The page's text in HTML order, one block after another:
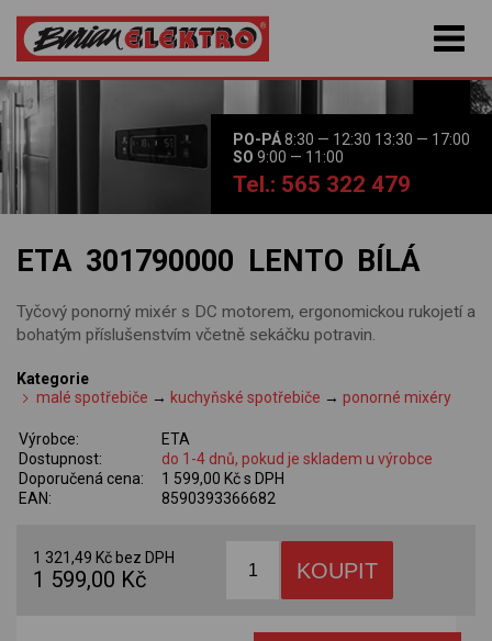
PO-PÁ8:30 — 12:30 13:30 — 17:00
SO 9:00 — 11:00
Tel.: 565 322 479
ETA 301790000 LENTO BÍLÁ
Tyčový ponorný mixér s DC motorem, ergonomickou rukojetí a
bohatým příslušenstvím včetně sekáčku potravin.
Kategorie
malé spotřebiče → kuchyňské spotřebiče →ponorné mixéry
Výrobce:
ETA
Dostupnost:
do 1-4 dnů, pokud je skladem u výrobce
Doporučená cena:
1 599,00 Kč s DPH
EAN:
8590393366682
1 321,49 Kč bez DPH
1 599,00 Kč